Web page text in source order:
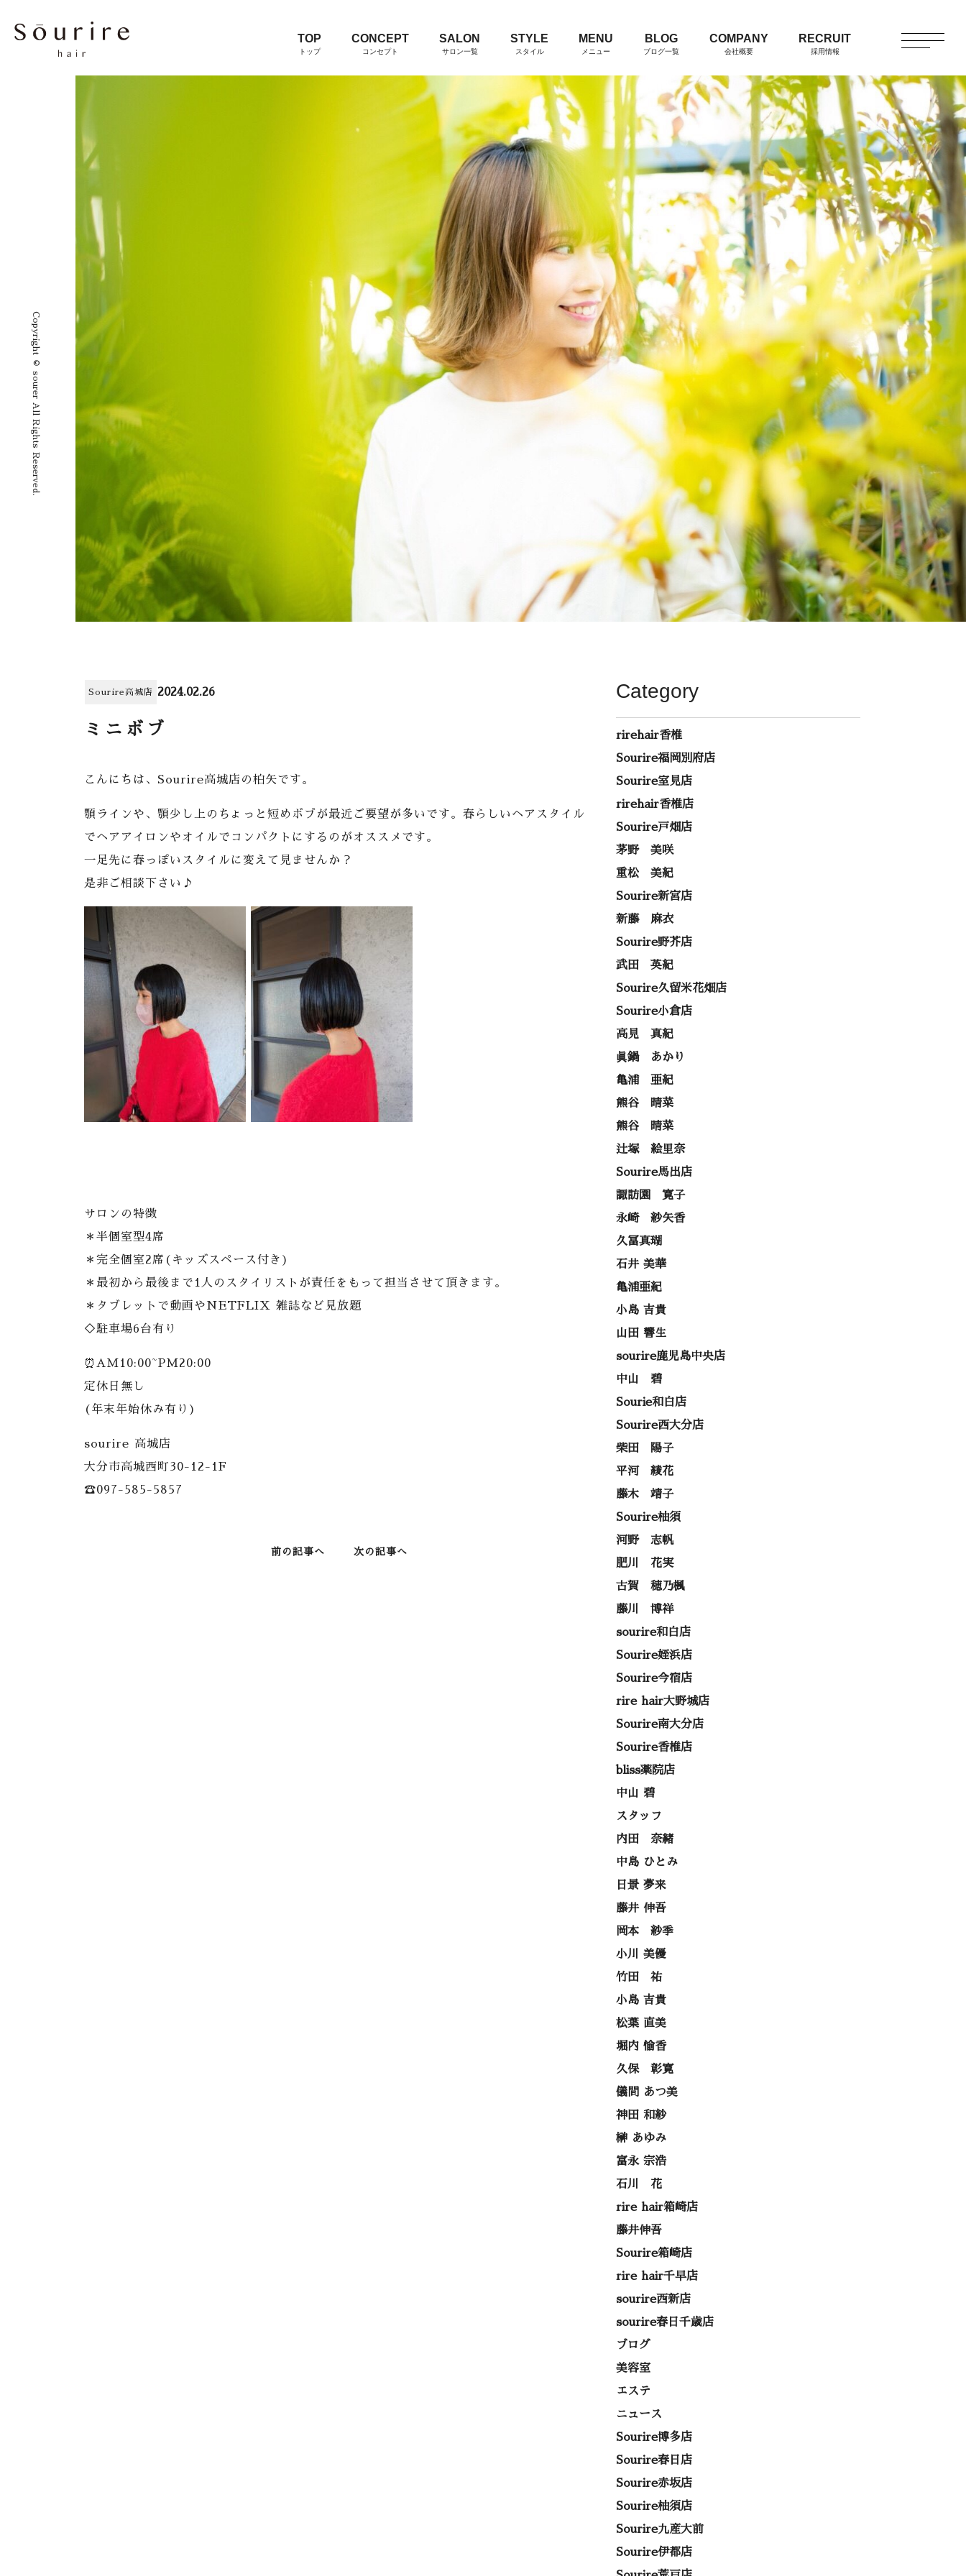
TOP
トップ
CONCEPT
コンセプト
SALON
サロン一覧
STYLE
スタイル
MENU
メニュー
BLOG
ブログ一覧
COMPANY
会社概要
RECRUIT
採用情報
Copyright © sourer All Rights Reserved.
Sourire高城店 2024.02.26
ミニボブ
こんにちは、Sourire高城店の柏矢です。
顎ラインや、顎少し上のちょっと短めボブが最近ご要望が多いです。春らしいヘアスタイル
でヘアアイロンやオイルでコンパクトにするのがオススメです。
一足先に春っぽいスタイルに変えて見ませんか？
是非ご相談下さい♪
サロンの特徴
＊半個室型4席
＊完全個室2席(キッズスペース付き)
＊最初から最後まで1人のスタイリストが責任をもって担当させて頂きます。
＊タブレットで動画やNETFLIX 雑誌など見放題
◇駐車場6台有り
⏰AM10:00~PM20:00
定休日無し
(年末年始休み有り)
sourire 高城店
大分市高城西町30-12-1F
☎️097-585-5857
前の記事へ 次の記事へ
Category
rirehair香椎
Sourire福岡別府店
Sourire室見店
rirehair香椎店
Sourire戸畑店
茅野 美咲
重松 美紀
Sourire新宮店
新藤 麻衣
Sourire野芥店
武田 英紀
Sourire久留米花畑店
Sourire小倉店
高見 真紀
眞鍋 あかり
亀浦 亜紀
熊谷 晴菜
熊谷 晴菜
辻塚 絵里奈
Sourire馬出店
諏訪園 寛子
永崎 紗矢香
久冨真瑚
石井 美華
亀浦亜紀
小島 吉貴
山田 響生
sourire鹿児島中央店
中山 碧
Sourie和白店
Sourire西大分店
柴田 陽子
平河 綾花
藤木 靖子
Sourire柚須
河野 志帆
肥川 花実
古賀 穂乃楓
藤川 博祥
sourire和白店
Sourire姪浜店
Sourire今宿店
rire hair大野城店
Sourire南大分店
Sourire香椎店
bliss薬院店
中山 碧
スタッフ
内田 奈緒
中島 ひとみ
日景 夢来
藤井 伸吾
岡本 紗季
小川 美優
竹田 祐
小島 吉貴
松葉 直美
堀内 愉香
久保 彰寛
儀間 あつ美
神田 和紗
榊 あゆみ
富永 宗浩
石川 花
rire hair箱崎店
藤井伸吾
Sourire箱崎店
rire hair千早店
sourire西新店
sourire春日千歳店
ブログ
美容室
エステ
ニュース
Sourire博多店
Sourire春日店
Sourire赤坂店
Sourire柚須店
Sourire九産大前
Sourire伊都店